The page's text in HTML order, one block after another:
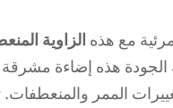
مع هذه الزاوية
الممر